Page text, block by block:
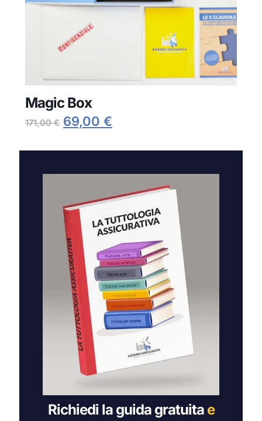
Magic Box
171,00€ Il
originale
171,00 €.
69,00 €
attuale
69,00 €.
Richiedi la guida gratuita e